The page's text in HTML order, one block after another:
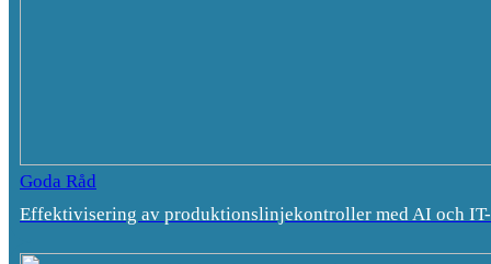
Goda Råd
Effektivisering av produktionslinjekontroller med AI och